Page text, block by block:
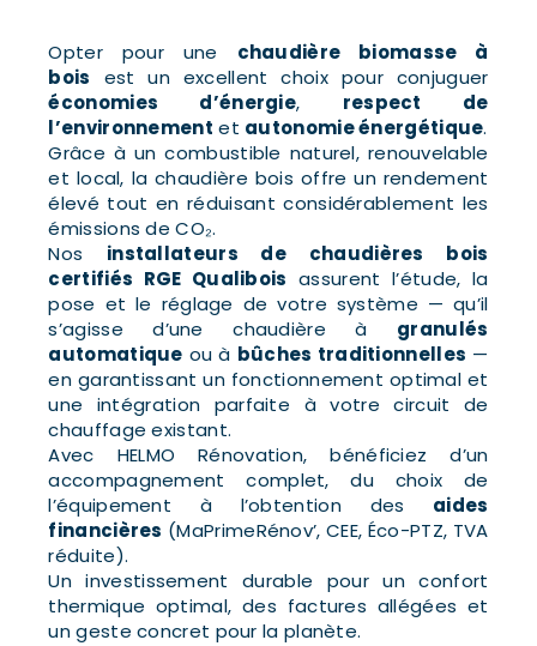
Opter pour une chaudière biomasse à
bois est un excellent choix pour conjuguer
économies d’énergie, respect de
l’environnement et autonomie énergétique.
Grâce à un combustible naturel, renouvelable
et local, la chaudière bois offre un rendement
élevé tout en réduisant considérablement les
émissions de CO₂.
Nos installateurs de chaudières bois
certifiés RGE Qualibois assurent l’étude, la
pose et le réglage de votre système — qu’il
s’agisse d’une chaudière à granulés
automatique ou à bûches traditionnelles —
en garantissant un fonctionnement optimal et
une intégration parfaite à votre circuit de
chauffage existant.
Avec HELMO Rénovation, bénéficiez d’un
accompagnement complet, du choix de
l’équipement à l’obtention des aides
financières (MaPrimeRénov’, CEE, Éco-PTZ, TVA
réduite).
Un investissement durable pour un confort
thermique optimal, des factures allégées et
un geste concret pour la planète.